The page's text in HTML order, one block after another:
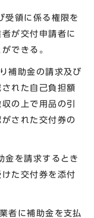
領に係る権限を
が交付申請者に
できる。
補助金の請求及び
れた自己負担額
の上で用品の引
された交付券の
を請求するとき
た交付券を添付
者に補助金を支払